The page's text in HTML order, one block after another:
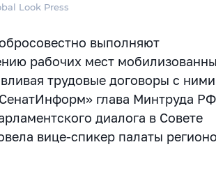
Look Press
выполняют
рабочих мест
трудовые договоры с
глава Минтруда РФ
диалога в Совете
вице-спикер палаты